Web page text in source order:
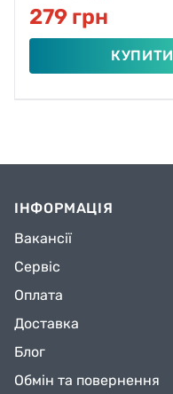
279 грн
КУПИТИ
ІНФОРМАЦІЯ
Вакансії
Сервіс
Оплата
Доставка
Блог
Обмін та повернення